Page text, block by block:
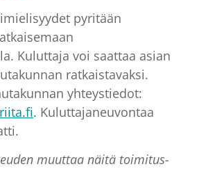
pyritään
Kuluttaja voi saattaa asian
ratkaistavaksi.
yhteystiedot:
. Kuluttajaneuvontaa
muuttaa näitä toimitus-